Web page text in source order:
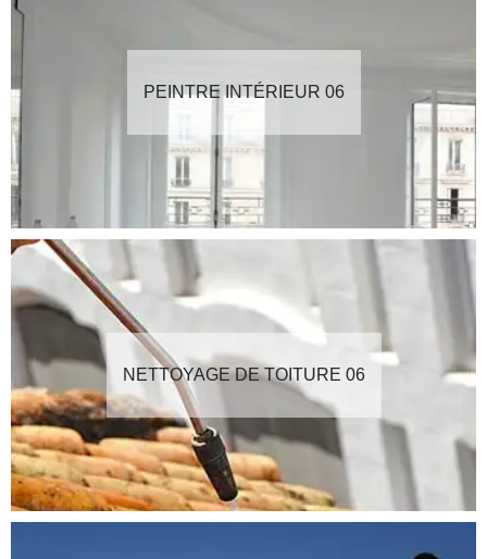
PEINTRE INTÉRIEUR 06
NETTOYAGE DE TOITURE 06